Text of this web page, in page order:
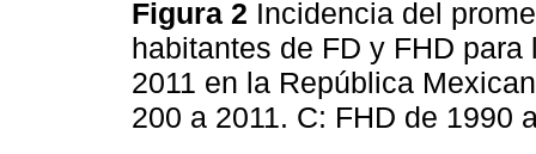
Figura 2 Incidencia del
habitantes de FD y FHD
2011 en la República
200 a 2011. C: FHD de 1990